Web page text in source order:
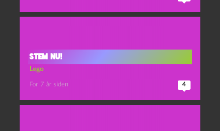
Stem nu!
Lego
For 7 år siden 4